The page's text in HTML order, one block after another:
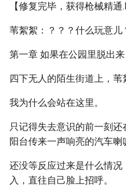
【修复完毕，获得枪械精通
苇絮絮：？？？什么玩意儿
第一章 如果在公园里脱出
四下无人的陌生街道上，苇
我为什么会站在这里。
只记得失去意识的前一刻
阳台传来一声响亮的汽车喇
还没等反应过来是什么情
入，直往自己脸上招呼。